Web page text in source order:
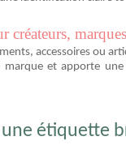
créateurs,
accessoires ou
marque et apporte
étiquette